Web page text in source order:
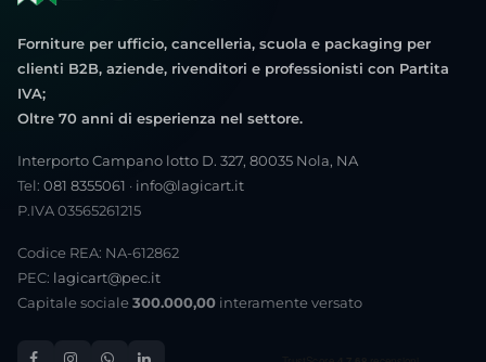
Forniture per ufficio, cancelleria, scuola e packaging per
clienti B2B, aziende, rivenditori e professionisti con Partita
IVA;
Oltre 70 anni di esperienza nel settore.
Interporto Campano lotto D. 327, 80035 Nola, NA
Tel: 081 8355061 · info@lagicart.it
P.IVA 03565261215
Codice REA: NA-612862
PEC: lagicart@pec.it
Capitale sociale 300.000,00 interamente versato